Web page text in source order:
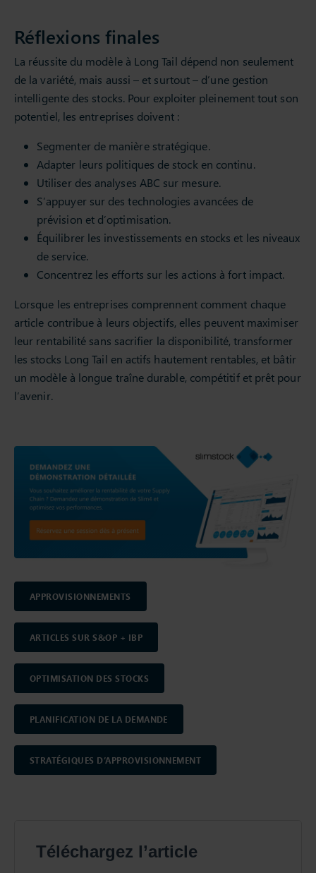
Réflexions finales
La réussite du modèle à Long Tail dépend non seulement
de la variété, mais aussi – et surtout – d’une gestion
intelligente des stocks. Pour exploiter pleinement tout son
potentiel, les entreprises doivent :
Segmenter de manière stratégique.
Adapter leurs politiques de stock en continu.
Utiliser des analyses ABC sur mesure.
S’appuyer sur des technologies avancées de
prévision et d’optimisation.
Équilibrer les investissements en stocks et les niveaux
de service.
Concentrez les efforts sur les actions à fort impact.
Lorsque les entreprises comprennent comment chaque
article contribue à leurs objectifs, elles peuvent maximiser
leur rentabilité sans sacrifier la disponibilité, transformer
les stocks Long Tail en actifs hautement rentables, et bâtir
un modèle à longue traîne durable, compétitif et prêt pour
l’avenir.
APPROVISIONNEMENTS
ARTICLES SUR S&OP + IBP
OPTIMISATION DES STOCKS
PLANIFICATION DE LA DEMANDE
STRATÉGIQUES D’APPROVISIONNEMENT